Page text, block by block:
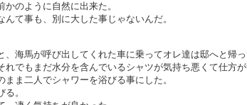
のように自然に出来た。
て事も、別に大した事じゃないんだ。
海馬が呼び出してくれた車に乗ってオレ達は邸へと帰っ
でもまだ水分を含んでいるシャツが気持ち悪くて仕方が
ま二人でシャワーを浴びる事にした。
。